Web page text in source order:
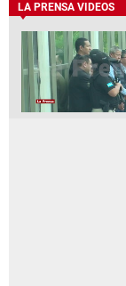
LA PRENSA VIDEOS